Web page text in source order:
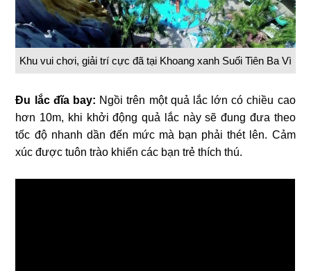
Khu vui chơi, giải trí cực đã tại Khoang xanh Suối Tiên Ba Vì
Đu lắc đĩa bay: Ngồi trên một quả lắc lớn có chiều cao
hơn 10m, khi khởi động quả lắc này sẽ đung đưa theo
tốc độ nhanh dần đến mức mà bạn phải thét lên. Cảm
xúc được tuôn trào khiến các bạn trẻ thích thú.